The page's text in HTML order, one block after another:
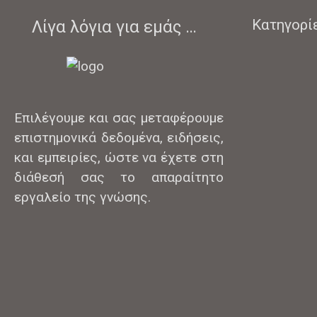
Λίγα λόγια για εμάς …
Επιλέγουμε και σας μεταφέρουμε
επιστημονικά δεδομένα, ειδήσεις,
και εμπειρίες, ώστε να έχετε στη
διάθεσή σας το απαραίτητο
εργαλείο της γνώσης.